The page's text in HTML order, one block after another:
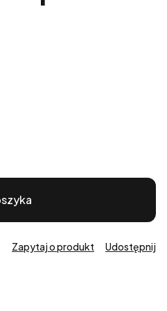
Zapytaj o produkt Udostępnij